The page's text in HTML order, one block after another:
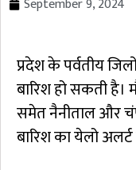
September 9, 2024
प्रदेश के पर्वतीय
बारिश हो सकती है।
समेत नैनीताल और
बारिश का येलो